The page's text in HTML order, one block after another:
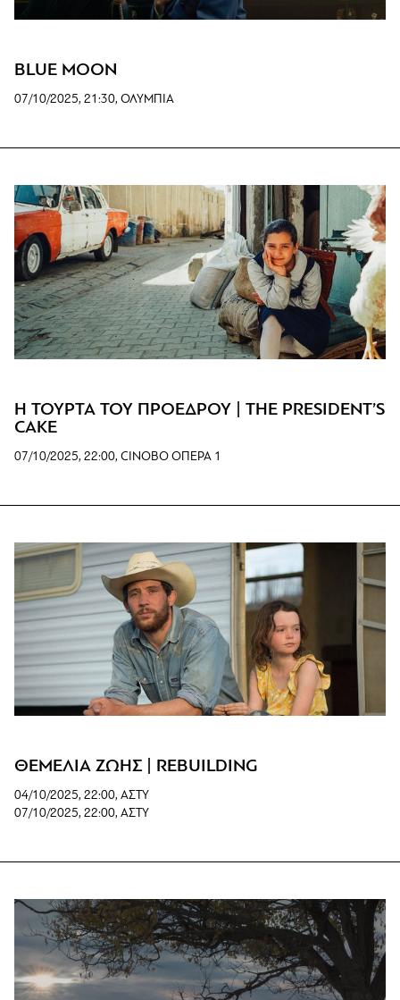
BLUE MOON
07/10/2025, 21:30, ΟΛΥΜΠΙΑ
Η ΤΟΥΡΤΑ ΤΟΥ ΠΡΟΕΔΡΟΥ | THE PRESIDENT’S
CAKE
07/10/2025, 22:00, CINOBO ΟΠΕΡΑ 1
ΘΕΜΕΛΙΑ ΖΩΗΣ | REBUILDING
04/10/2025, 22:00, ΑΣΤΥ
07/10/2025, 22:00, ΑΣΤΥ